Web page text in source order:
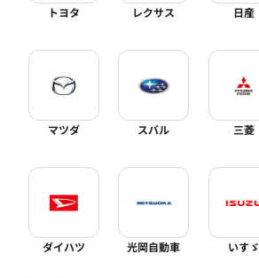
トヨタ レクサス 日産
マツダ スバル 三菱
ダイハツ 光岡自動車 いすゞ